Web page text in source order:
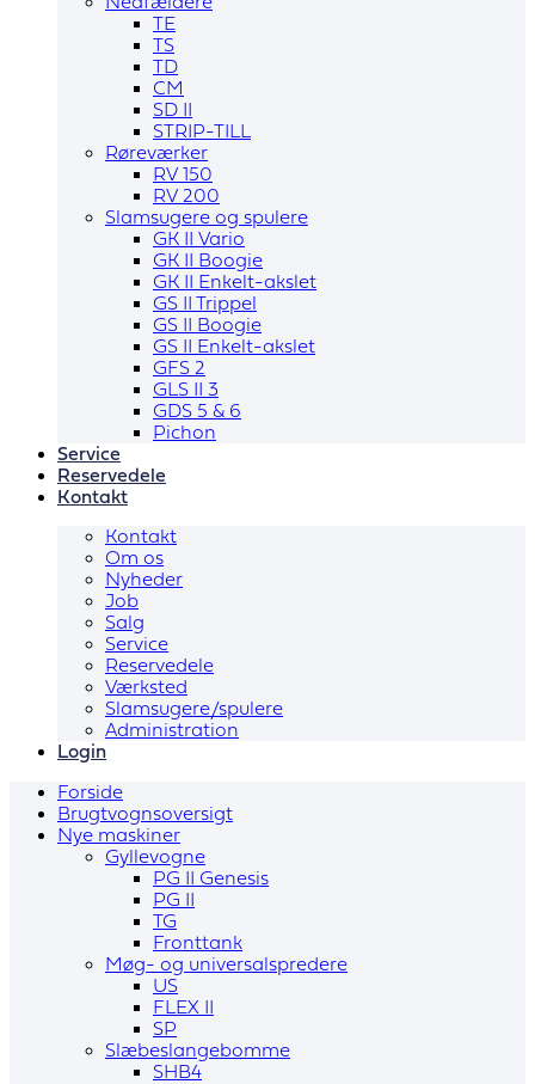
TE
TS
TD
CM
SD II
STRIP-TILL
Røreværker
RV 150
RV 200
Slamsugere og spulere
GK II Vario
GK II Boogie
GK II Enkelt-akslet
GS II Trippel
GS II Boogie
GS II Enkelt-akslet
GFS 2
GLS II 3
GDS 5 & 6
Pichon
Service
Reservedele
Kontakt
Kontakt
Om os
Nyheder
Job
Salg
Service
Reservedele
Værksted
Slamsugere/spulere
Administration
Login
Forside
Brugtvognsoversigt
Nye maskiner
Gyllevogne
PG II Genesis
PG II
TG
Fronttank
Møg- og universalspredere
US
FLEX II
SP
Slæbeslangebomme
SHB4